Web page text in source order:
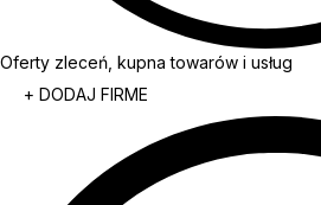
Oferty zleceń, kupna towarów i usług
+ DODAJ FIRME